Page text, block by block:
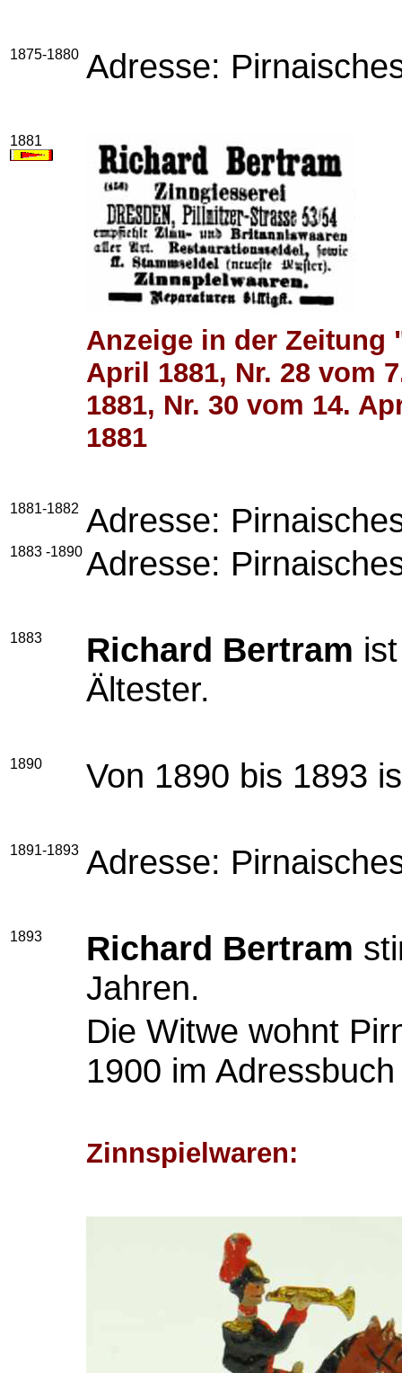
1875-1880 Adresse:
1881
Anzeige in der Zeitung
April 1881, Nr. 28 vom
1881, Nr. 30 vom 14.
1881
1881-1882 Adresse:
1883 -1890 Adresse:
1883 Richard Bertram
Ältester.
1890 Von 1890 bis 1893
1891-1893 Adresse:
1893 Richard Bertram
Jahren.
Die Witwe wohnt
1900 im
Zinnspielwaren: